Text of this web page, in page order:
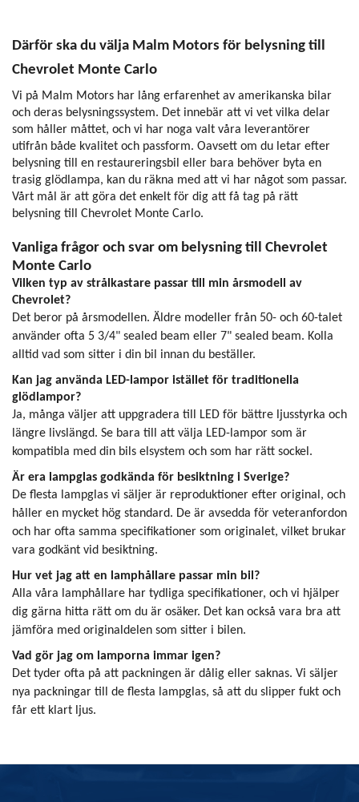
Därför ska du välja Malm Motors för belysning till
Chevrolet Monte Carlo
Vi på Malm Motors har lång erfarenhet av amerikanska bilar
och deras belysningssystem. Det innebär att vi vet vilka delar
som håller måttet, och vi har noga valt våra leverantörer
utifrån både kvalitet och passform. Oavsett om du letar efter
belysning till en restaureringsbil eller bara behöver byta en
trasig glödlampa, kan du räkna med att vi har något som passar.
Vårt mål är att göra det enkelt för dig att få tag på rätt
belysning till Chevrolet Monte Carlo.
Vanliga frågor och svar om belysning till Chevrolet
Monte Carlo
Vilken typ av strålkastare passar till min årsmodell av
Chevrolet?
Det beror på årsmodellen. Äldre modeller från 50- och 60-talet
använder ofta 5 3/4" sealed beam eller 7" sealed beam. Kolla
alltid vad som sitter i din bil innan du beställer.
Kan jag använda LED-lampor istället för traditionella
glödlampor?
Ja, många väljer att uppgradera till LED för bättre ljusstyrka och
längre livslängd. Se bara till att välja LED-lampor som är
kompatibla med din bils elsystem och som har rätt sockel.
Är era lampglas godkända för besiktning i Sverige?
De flesta lampglas vi säljer är reproduktioner efter original, och
håller en mycket hög standard. De är avsedda för veteranfordon
och har ofta samma specifikationer som originalet, vilket brukar
vara godkänt vid besiktning.
Hur vet jag att en lamphållare passar min bil?
Alla våra lamphållare har tydliga specifikationer, och vi hjälper
dig gärna hitta rätt om du är osäker. Det kan också vara bra att
jämföra med originaldelen som sitter i bilen.
Vad gör jag om lamporna immar igen?
Det tyder ofta på att packningen är dålig eller saknas. Vi säljer
nya packningar till de flesta lampglas, så att du slipper fukt och
får ett klart ljus.